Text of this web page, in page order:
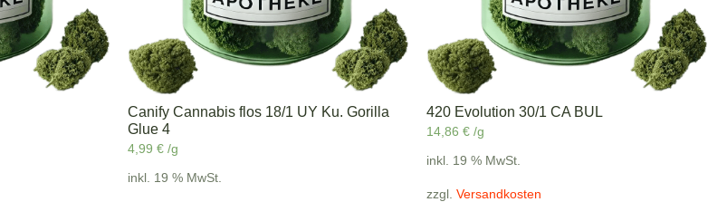
Canify Cannabis flos 18/1 UY Ku. Gorilla
Glue 4
4,99 € /g
inkl. 19 % MwSt.
420 Evolution 30/1 CA BUL
14,86 € /g
inkl. 19 % MwSt.
zzgl. Versandkosten